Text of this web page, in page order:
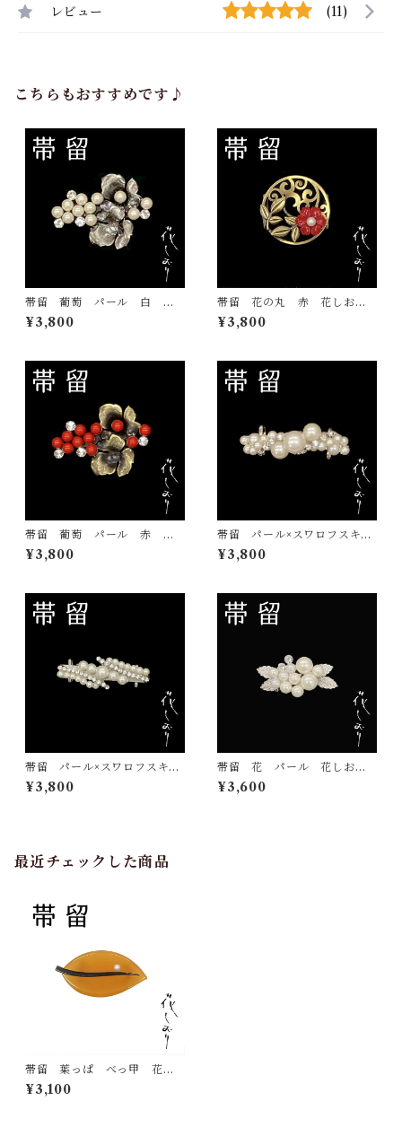
レビュー (11)
こちらもおすすめです♪
帯留 葡萄 パール 白 花
しおり 大原商店 帯飾り
日本製 和装小物
¥3,800
帯留 花の丸 赤 花しお
り 大原商店 帯飾り 日本
製 和装小物
¥3,800
帯留 葡萄 パール 赤 花
しおり 大原商店 帯飾り
日本製 和装小物
¥3,800
帯留 パール×スワロフスキ
ー 白 花しおり 大原商
店 帯飾り 日本製 和装小
¥3,800
帯留 パール×スワロフスキ
ー 花しおり 大原商店 帯
飾り 日本製
¥3,800
帯留 花 パール 花しお
り 大原商店 帯飾り 日本
製 和装小物
¥3,600
最近チェックした商品
帯留 葉っぱ べっ甲 花し
おり 大原商店 帯飾り 日
本製 和装小物
¥3,100